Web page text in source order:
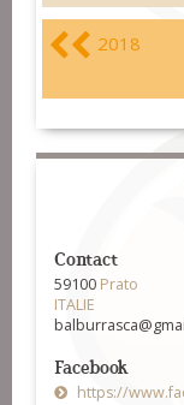
2018
Contact
59100 Prato
ITALIE
Facebook
https://